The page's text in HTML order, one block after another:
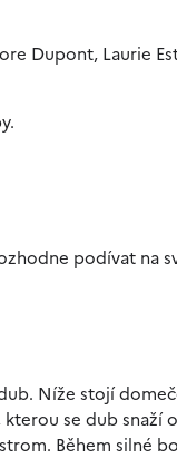
Dupont, Laurie
podívat na
Níže stojí
se dub
Během silné